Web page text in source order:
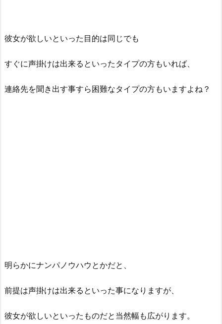
彼女が欲しいといった目的は同じでも
すぐに声掛けは出来るといったタイプの方もいれば、
連絡先を聞き出す事すら困難なタイプの方もいますよね？
明らかにナンパノウハウとかだと、
前提は声掛けは出来るといった事になりますが、
彼女が欲しいといったものだと当然幅も広がります。